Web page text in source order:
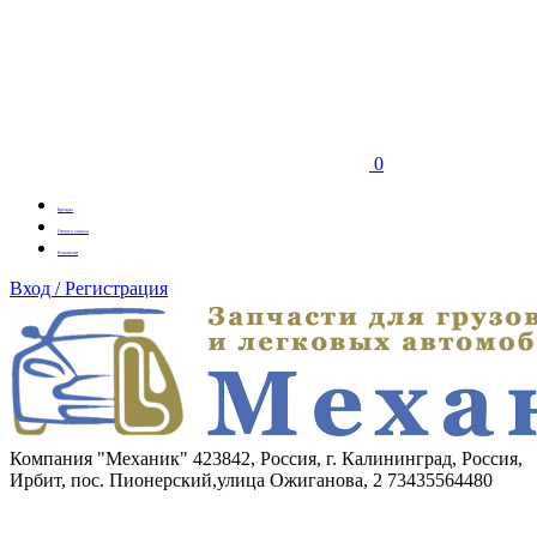
0
Бренды
Оплата заказа
Вакансии
Вход / Регистрация
Компания "Механик" 423842, Россия, г. Калининград, Россия,
Ирбит, пос. Пионерский,улица Ожиганова, 2 73435564480